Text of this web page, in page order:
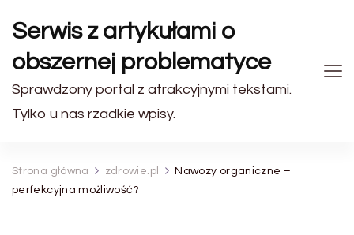
Serwis z artykułami o
obszernej problematyce
Sprawdzony portal z atrakcyjnymi tekstami.
Tylko u nas rzadkie wpisy.
Strona główna zdrowie.pl
Nawozy organiczne –
perfekcyjna możliwość?